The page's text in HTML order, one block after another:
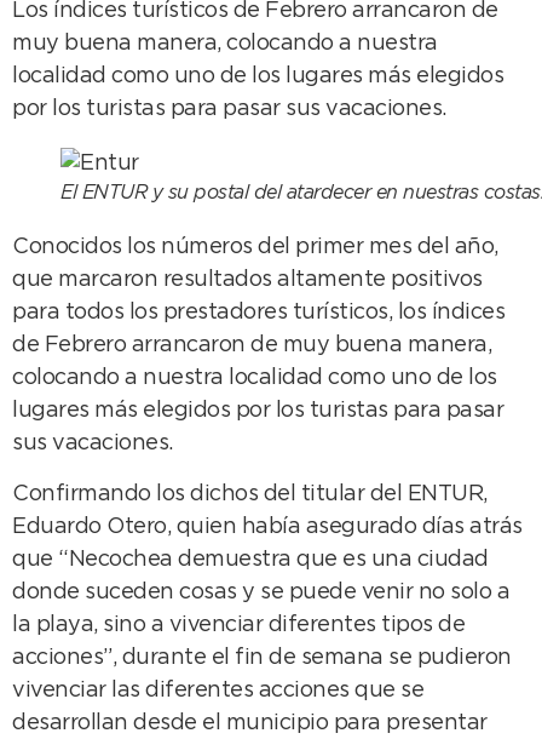
Los índices turísticos de Febrero arrancaron de
muy buena manera, colocando a nuestra
localidad como uno de los lugares más elegidos
por los turistas para pasar sus vacaciones.
El ENTUR y su postal del atardecer en nuestras
Conocidos los números del primer mes del año,
que marcaron resultados altamente positivos
para todos los prestadores turísticos, los índices
de Febrero arrancaron de muy buena manera,
colocando a nuestra localidad como uno de los
lugares más elegidos por los turistas para pasar
sus vacaciones.
Confirmando los dichos del titular del ENTUR,
Eduardo Otero, quien había asegurado días atrás
que “Necochea demuestra que es una ciudad
donde suceden cosas y se puede venir no solo a
la playa, sino a vivenciar diferentes tipos de
acciones”, durante el fin de semana se pudieron
vivenciar las diferentes acciones que se
desarrollan desde el municipio para presentar